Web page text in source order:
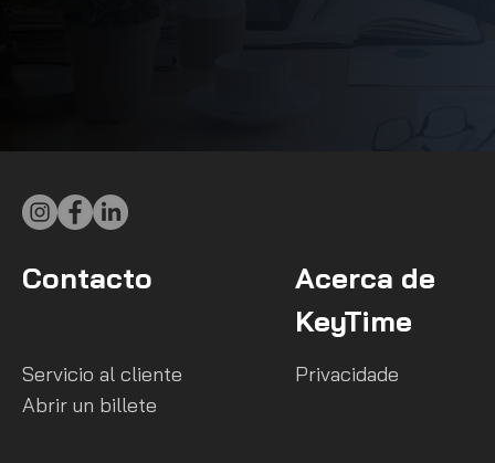
Contacto
Servicio al cliente
Abrir un billete
Acerca de
KeyTime
Privacidade